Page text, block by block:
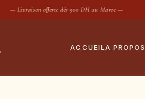
— Livraison offerte dès 900 DH au Maroc —
ACCUEILA PROPOS